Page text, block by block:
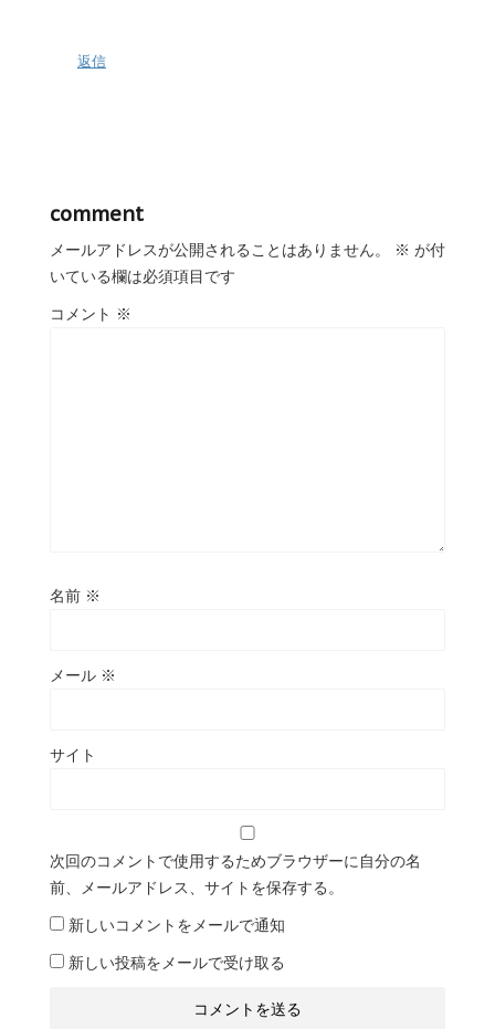
返信
comment
メールアドレスが公開されることはありません。 ※ が付
いている欄は必須項目です
コメント ※
名前 ※
メール ※
サイト
次回のコメントで使用するためブラウザーに自分の名
前、メールアドレス、サイトを保存する。
新しいコメントをメールで通知
新しい投稿をメールで受け取る